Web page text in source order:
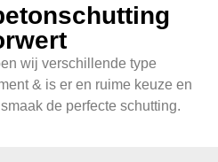
wij verschillende type
& is er en ruime keuze en
de perfecte schutting.